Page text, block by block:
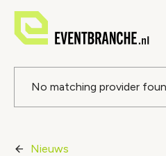
No matching provider
Nieuws